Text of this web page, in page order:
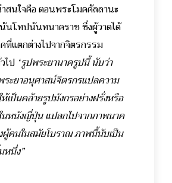
สนใจคือตอนพระโมคคัลลานะ
นโทปนันทนาคราช ซึ่งผู้วาดได้
แตกต่างไปจากจิตรกรรม
ไป “รูปพระยานาครูปนี้ นับว่า
ะยาอนุศาสน์จิตรกรแปลความ
เป็นคล้ายรูปมังกรอย่างฝรั่งหรือ
นหนังญี่ปุ่น แปลกไปจากภาพนาค
ผู้คนในสมัยโบราณ ภาพนี้นับเป็น
นึ่ง”